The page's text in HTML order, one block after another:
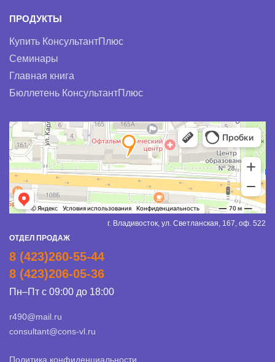
ПРОДУКТЫ
Купить КонсультантПлюс
Семинары
Главная книга
Бюллетень КонсультантПлюс
г. Владивосток, ул. Светланская, 167, оф. 522
ОТДЕЛ ПРОДАЖ
8 (423)260-55-44
8 (423)206-05-36
Пн–Пт с 09:00 до 18:00
r490@mail.ru
consultant@cons-vl.ru
Политика конфиденциальности